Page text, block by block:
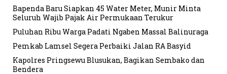
Bapenda Baru Siapkan 45 Water Meter, Munir Minta
Seluruh Wajib Pajak Air Permukaan Terukur
Puluhan Ribu Warga Padati Ngaben Massal Balinuraga
Pemkab Lamsel Segera Perbaiki Jalan RA Basyid
Kapolres Pringsewu Blusukan, Bagikan Sembako dan
Bendera